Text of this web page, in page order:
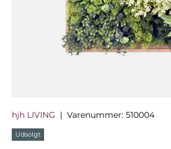
hjh LIVING | Varenummer: 510004
Udsolgt